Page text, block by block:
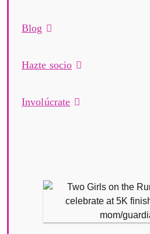
Blog
Hazte socio
Involúcrate